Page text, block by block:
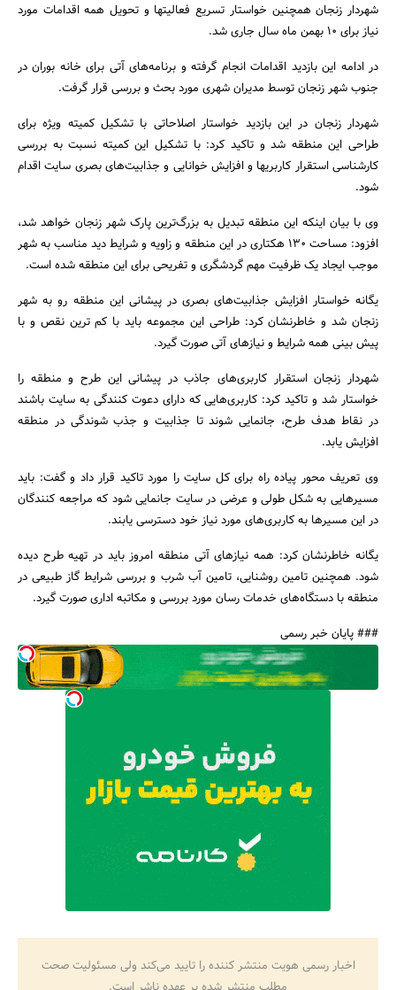
شهردار زنجان همچنین خواستار تسریع فعالیتها و تحویل همه اقدامات مورد
نیاز برای 10 بهمن ماه سال جاری شد.
در ادامه این بازدید اقدامات انجام گرفته و برنامه‌های آتی برای خانه بوران در
جنوب شهر زنجان توسط مدیران شهری مورد بحث و بررسی قرار گرفت.
شهردار زنجان در این بازدید خواستار اصلاحاتی با تشکیل کمیته ویژه برای
طراحی این منطقه شد و تاکید کرد: با تشکیل این کمیته نسبت به بررسی
کارشناسی استقرار کاربریها و افزایش خوانایی و جذابیت‌های بصری سایت اقدام
شود.
وی با بیان اینکه این منطقه تبدیل به بزرگ‌ترین پارک شهر زنجان خواهد شد،
افزود: مساحت 130 هکتاری در این منطقه و زاویه و شرایط دید مناسب به شهر
موجب ایجاد یک ظرفیت مهم گردشگری و تفریحی برای این منطقه شده است.
یگانه خواستار افزایش جذابیت‌های بصری در پیشانی این منطقه رو به شهر
زنجان شد و خاطرنشان کرد: طراحی این مجموعه باید با کم ترین نقص و با
پیش بینی همه شرایط و نیازهای آتی صورت گیرد.
شهردار زنجان استقرار کاربری‌های جاذب در پیشانی این طرح و منطقه را
خواستار شد و تاکید کرد: کاربری‌هایی که دارای دعوت کنندگی به سایت باشند
در نقاط هدف طرح، جانمایی شوند تا جذابیت و جذب شوندگی در منطقه
افزایش یابد.
وی تعریف محور پیاده راه برای کل سایت را مورد تاکید قرار داد و گفت: باید
مسیرهایی به شکل طولی و عرضی در سایت جانمایی شود که مراجعه کنندگان
در این مسیرها به کاربری‌های مورد نیاز خود دسترسی یابند.
یگانه خاطرنشان کرد: همه نیازهای آتی منطقه امروز باید در تهیه طرح دیده
شود. همچنین تامین روشنایی، تامین آب شرب و بررسی شرایط گاز طبیعی در
منطقه با دستگاه‌های خدمات رسان مورد بررسی و مکاتبه اداری صورت گیرد.
### پایان خبر رسمی
اخبار رسمی هویت منتشر کننده را تایید می‌کند ولی مسئولیت صحت